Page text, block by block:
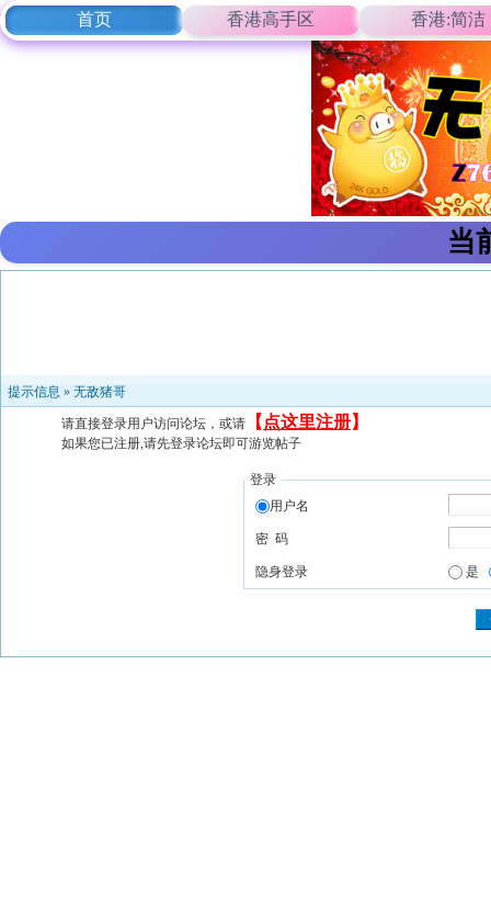
首页 香港高手区 香港:简洁
当
提示信息 » 无敌猪哥
请直接登录用户访问论坛，或请 【 点这里注册】
如果您已注册,请先登录论坛即可游览帖子
登录
用户名
密 码
隐身登录 是